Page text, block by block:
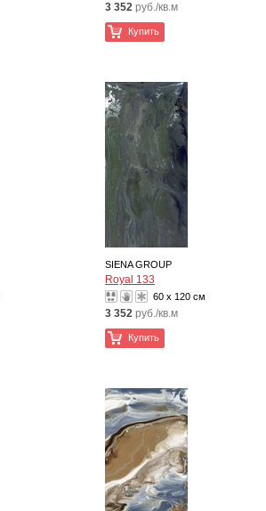
3 352 руб./кв.м
Купить
SIENA GROUP
Royal 133
60 x 120 см
3 352 руб./кв.м
Купить